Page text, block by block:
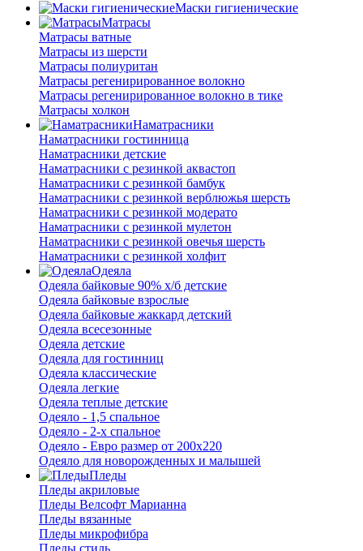
Маски гигиенические
Матрасы
Матрасы ватные
Матрасы из шерсти
Матрасы полиуритан
Матрасы регенирированное волокно
Матрасы регенирированное волокно в тике
Матрасы холкон
Наматрасники
Наматрасники гостинница
Наматрасники детские
Наматрасники с резинкой аквастоп
Наматрасники с резинкой бамбук
Наматрасники с резинкой верблюжья шерсть
Наматрасники с резинкой модерато
Наматрасники с резинкой мулетон
Наматрасники с резинкой овечья шерсть
Наматрасники с резинкой холфит
Одеяла
Одеяла байковые 90% х/б детские
Одеяла байковые взрослые
Одеяла байковые жаккард детский
Одеяла всесезонные
Одеяла детские
Одеяла для гостинниц
Одеяла классические
Одеяла легкие
Одеяла теплые детские
Одеяло - 1,5 спальное
Одеяло - 2-х спальное
Одеяло - Евро размер от 200х220
Одеяло для новорожденных и малышей
Пледы
Пледы акриловые
Пледы Велсофт Марианна
Пледы вязанные
Пледы микрофибра
Пледы стиль